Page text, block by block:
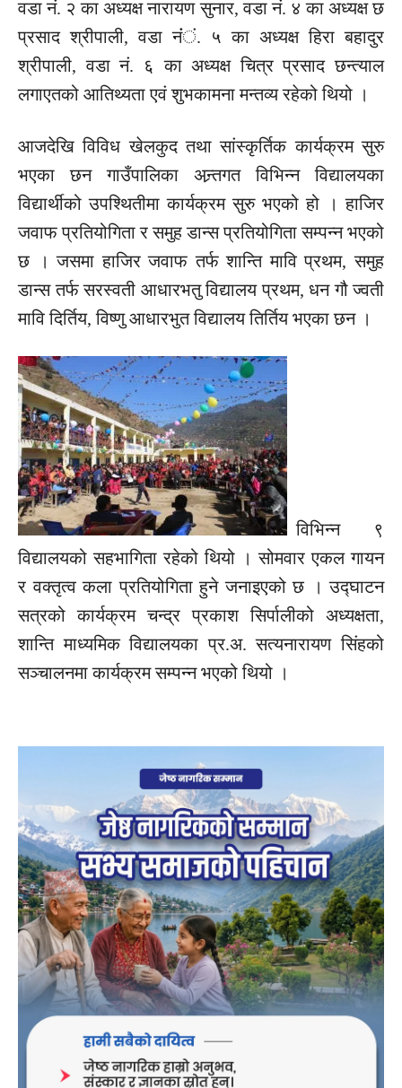
वडा नं. २ का अध्यक्ष नारायण सुनार, वडा नं. ४ का अध्यक्ष छ
प्रसाद श्रीपाली, वडा नंंं. ५ का अध्यक्ष हिरा बहादुर
श्रीपाली, वडा नं. ६ का अध्यक्ष चित्र प्रसाद छन्त्याल
लगाएतको आतिथ्यता एवं शुभकामना मन्तव्य रहेको थियो ।
आजदेखि विविध खेलकुद तथा सांस्कृर्तिक कार्यक्रम सुरु
भएका छन गाउँपालिका अन्र्तगत विभिन्न विद्यालयका
विद्यार्थीको उपश्थितीमा कार्यक्रम सुरु भएको हो । हाजिर
जवाफ प्रतियोगिता र समुह डान्स प्रतियोगिता सम्पन्न भएको
छ । जसमा हाजिर जवाफ तर्फ शान्ति मावि प्रथम, समुह
डान्स तर्फ सरस्वती आधारभतु विद्यालय प्रथम, धन गौ ज्वती
मावि दिर्तिय, विष्णु आधारभुत विद्यालय तिर्तिय भएका छन ।
विभिन्न ९
विद्यालयको सहभागिता रहेको थियो । सोमवार एकल गायन
र वक्तृत्व कला प्रतियोगिता हुने जनाइएको छ । उद्घाटन
सत्रको कार्यक्रम चन्द्र प्रकाश सिर्पालीको अध्यक्षता,
शान्ति माध्यमिक विद्यालयका प्र.अ. सत्यनारायण सिंहको
सञ्चालनमा कार्यक्रम सम्पन्न भएको थियो ।